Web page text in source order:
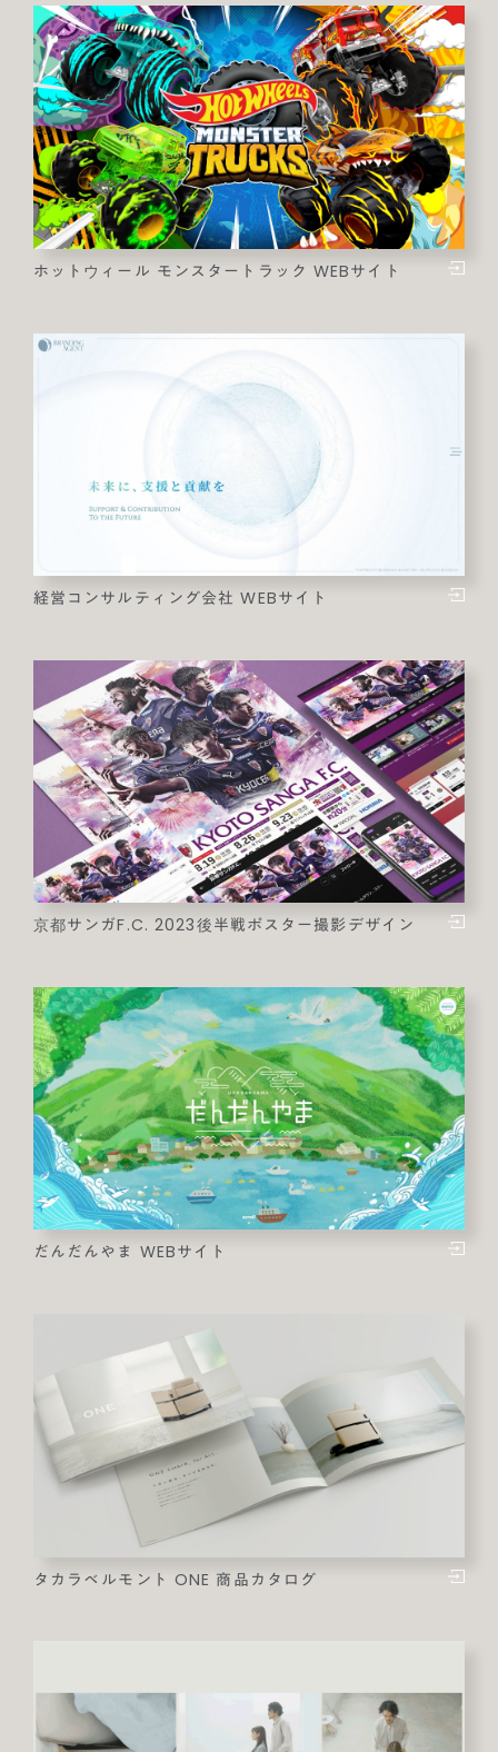
ホットウィール モンスタートラック WEBサイト
経営コンサルティング会社 WEBサイト
京都サンガF.C. 2023後半戦ポスター撮影デザイン
だんだんやま WEBサイト
タカラベルモント ONE 商品カタログ